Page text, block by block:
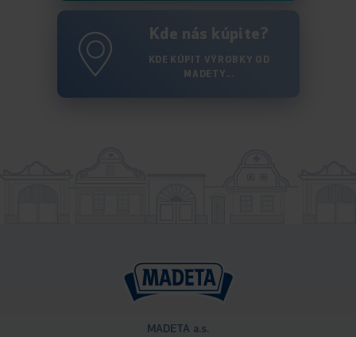
Kde nás kúpite?
KDE KÚPIT VÝROBKY OD
MADETY...
MADETA a.s.